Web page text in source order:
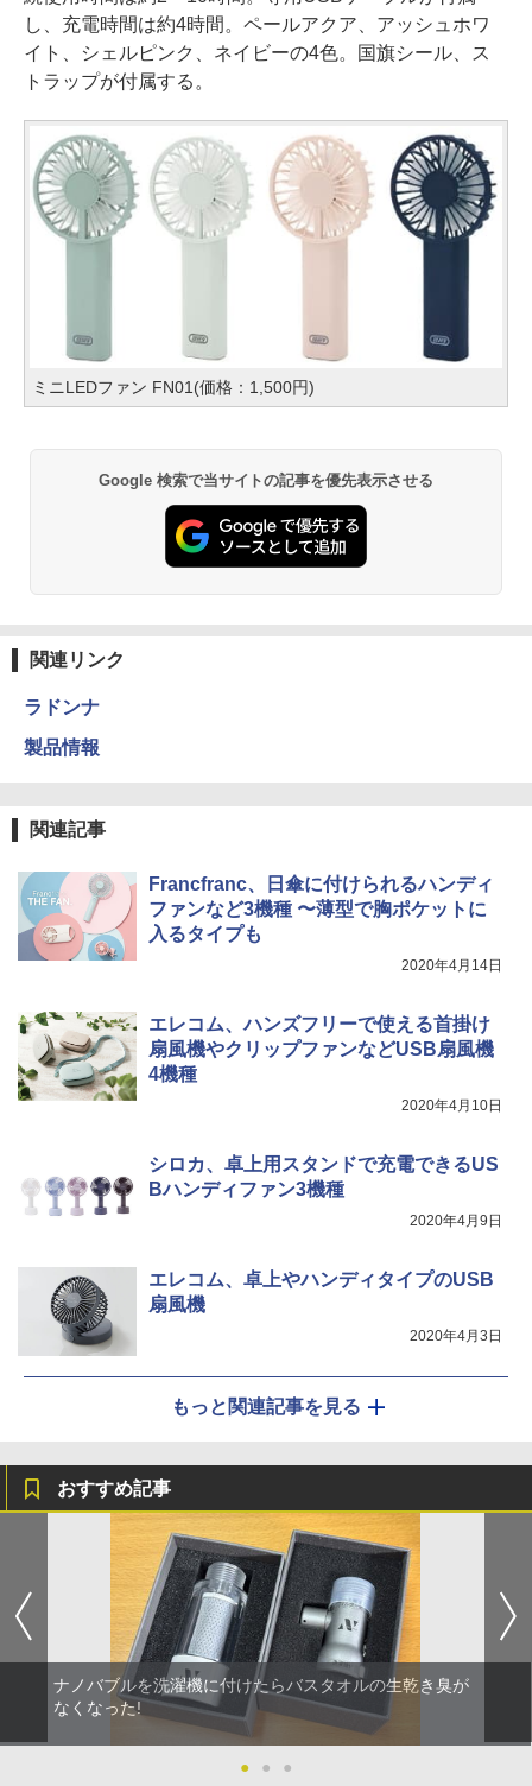
し、充電時間は約4時間。ペールアクア、アッシュホワ
イト、シェルピンク、ネイビーの4色。国旗シール、ス
トラップが付属する。
ミニLEDファン FN01(価格：1,500円)
Google 検索で当サイトの記事を優先表示させる
関連リンク
ラドンナ
製品情報
関連記事
Francfranc、日傘に付けられるハンディ
ファンなど3機種 〜薄型で胸ポケットに
入るタイプも
2020年4月14日
エレコム、ハンズフリーで使える首掛け
扇風機やクリップファンなどUSB扇風機
4機種
2020年4月10日
シロカ、卓上用スタンドで充電できるUS
Bハンディファン3機種
2020年4月9日
エレコム、卓上やハンディタイプのUSB
扇風機
2020年4月3日
もっと関連記事を見る
おすすめ記事
ナノバブルを洗濯機に付けたらバスタオルの生乾き臭が
なくなった!
● ● ●